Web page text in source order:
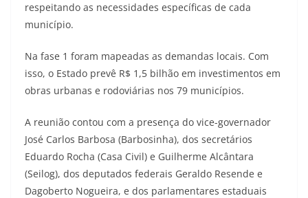
respeitando as necessidades específicas de cada
município.
Na fase 1 foram mapeadas as demandas locais. Com
isso, o Estado prevê R$ 1,5 bilhão em investimentos em
obras urbanas e rodoviárias nos 79 municípios.
A reunião contou com a presença do vice-governador
José Carlos Barbosa (Barbosinha), dos secretários
Eduardo Rocha (Casa Civil) e Guilherme Alcântara
(Seilog), dos deputados federais Geraldo Resende e
Dagoberto Nogueira, e dos parlamentares estaduais